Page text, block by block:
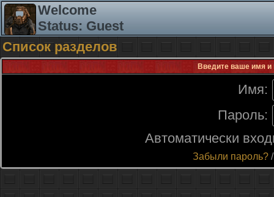
Welcome
Status: Guest
Список разделов
Введите ваше имя и
Имя:
Пароль:
Автоматически
Забыли пароль?